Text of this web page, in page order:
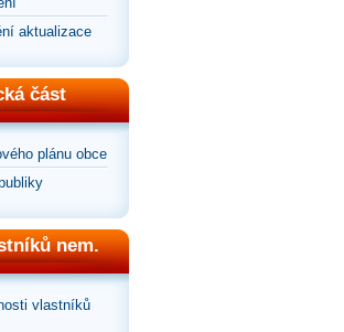
aktualizace
část
plánu obce
nem.
vlastníků